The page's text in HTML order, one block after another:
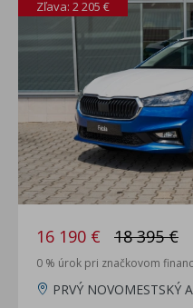
Zľava: 2 205 €
16 190 € 18 395 €
0 % úrok pri značkovom
PRVÝ NOVOMESTSKÝ